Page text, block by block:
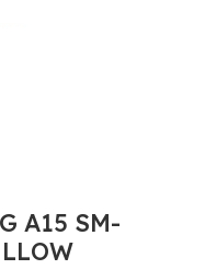
A15 SM-